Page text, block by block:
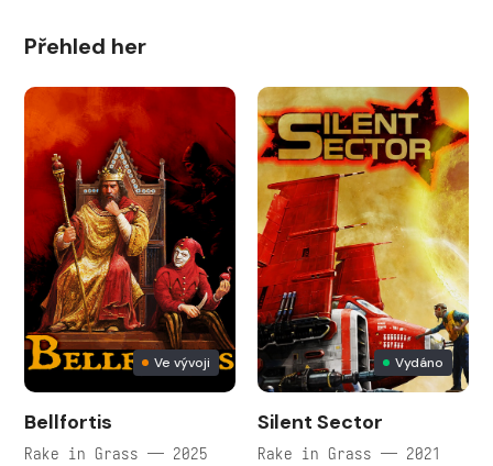
Přehled her
Ve vývoji
Bellfortis
Rake in Grass — 2025
Vydáno
Silent Sector
Rake in Grass — 2021